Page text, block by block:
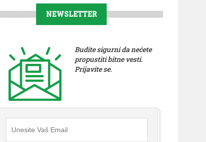
NEWSLETTER
Budite sigurni da nećete
propustiti bitne vesti.
Prijavite se.